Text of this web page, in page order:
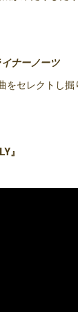
ナーノーツ
をセレクトし
』